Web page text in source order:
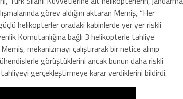
görev aldığını aktaran Memiş, “Her
helikopterler oradaki kabinlerde yer yer riskli
Komutanlığına bağlı 3 helikopterle tahliye
mekanizmayı çalıştırarak bir netice alınıp
görüştüklerini ancak bunun daha riskli
gerçekleştirmeye karar verdiklerini bildirdi.